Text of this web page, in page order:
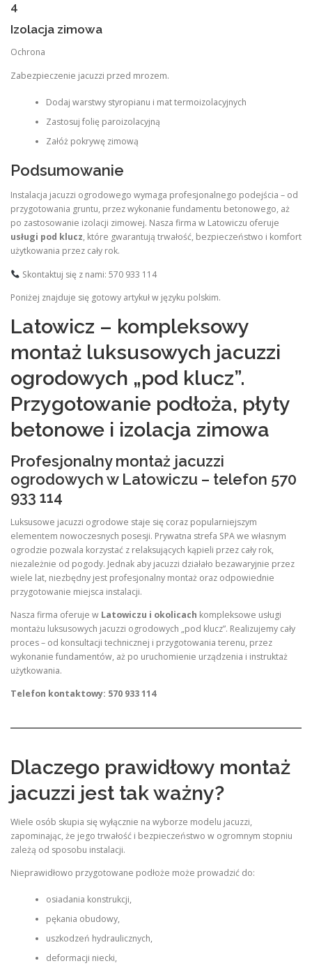
4
Izolacja zimowa
Ochrona
Zabezpieczenie jacuzzi przed mrozem.
Dodaj warstwy styropianu i mat termoizolacyjnych
Zastosuj folię paroizolacyjną
Załóż pokrywę zimową
Podsumowanie
Instalacja jacuzzi ogrodowego wymaga profesjonalnego podejścia – od
przygotowania gruntu, przez wykonanie fundamentu betonowego, aż
po zastosowanie izolacji zimowej. Nasza firma w Latowiczu oferuje
usługi pod klucz, które gwarantują trwałość, bezpieczeństwo i komfort
użytkowania przez cały rok.
Skontaktuj się z nami: 570 933 114
Poniżej znajduje się gotowy artykuł w języku polskim.
Latowicz – kompleksowy
montaż luksusowych jacuzzi
ogrodowych „pod klucz”.
Przygotowanie podłoża, płyty
betonowe i izolacja zimowa
Profesjonalny montaż jacuzzi
ogrodowych w Latowiczu – telefon 570
933 114
Luksusowe jacuzzi ogrodowe staje się coraz popularniejszym
elementem nowoczesnych posesji. Prywatna strefa SPA we własnym
ogrodzie pozwala korzystać z relaksujących kąpieli przez cały rok,
niezależnie od pogody. Jednak aby jacuzzi działało bezawaryjnie przez
wiele lat, niezbędny jest profesjonalny montaż oraz odpowiednie
przygotowanie miejsca instalacji.
Nasza firma oferuje w Latowiczu i okolicach kompleksowe usługi
montażu luksusowych jacuzzi ogrodowych „pod klucz”. Realizujemy cały
proces – od konsultacji technicznej i przygotowania terenu, przez
wykonanie fundamentów, aż po uruchomienie urządzenia i instruktaż
użytkowania.
Telefon kontaktowy: 570 933 114
Dlaczego prawidłowy montaż
jacuzzi jest tak ważny?
Wiele osób skupia się wyłącznie na wyborze modelu jacuzzi,
zapominając, że jego trwałość i bezpieczeństwo w ogromnym stopniu
zależą od sposobu instalacji.
Nieprawidłowo przygotowane podłoże może prowadzić do:
osiadania konstrukcji,
pękania obudowy,
uszkodzeń hydraulicznych,
deformacji niecki,